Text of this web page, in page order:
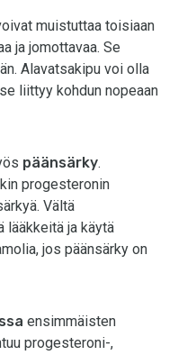
muistuttaa toisiaan
ja jomottavaa. Se
Alavatsakipu voi olla
liittyy kohdun nopeaan
päänsärky.
progesteronin
Vältä
ja käytä
jos päänsärky on
ensimmäisten
progesteroni-,